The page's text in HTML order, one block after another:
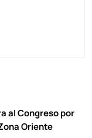
al Congreso por
Oriente